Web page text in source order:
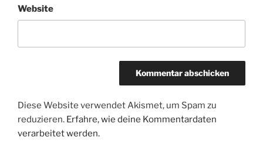
Website
Diese Website verwendet Akismet, um Spam zu
reduzieren. Erfahre, wie deine Kommentardaten
verarbeitet werden.